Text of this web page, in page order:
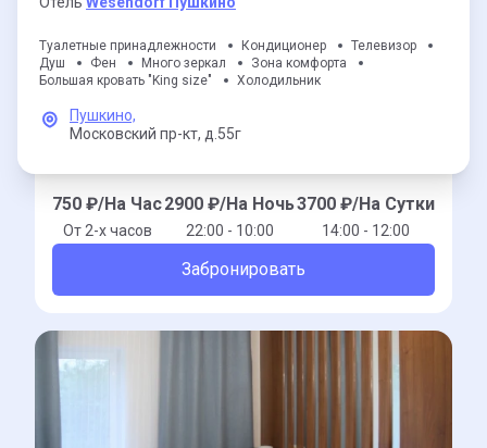
Туалетные принадлежности Кондиционер
Телевизор
Душ
Фен Много зеркал
Зона комфорта
Большая кровать "King size"
Холодильник
Пушкино,
Московский пр-кт, д.55г
750 ₽/На Час
От 2-x часов
2900 ₽/На Ночь
22:00 - 10:00
3700 ₽/На Сутки
14:00 - 12:00
Забронировать